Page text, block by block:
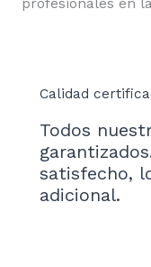
profesionales en
Calidad
Todos
satisfecho,
adicional.